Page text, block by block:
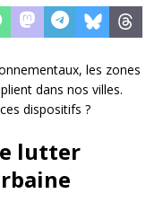
les zones
dans nos villes.
dispositifs ?
lutter